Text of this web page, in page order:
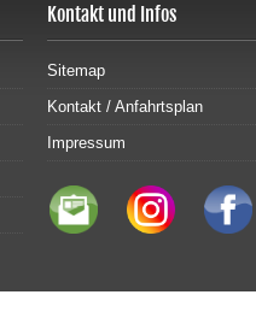
Kontakt und Infos
Sitemap
Kontakt / Anfahrtsplan
Impressum